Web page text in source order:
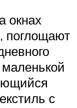
окнах
поглощают
с